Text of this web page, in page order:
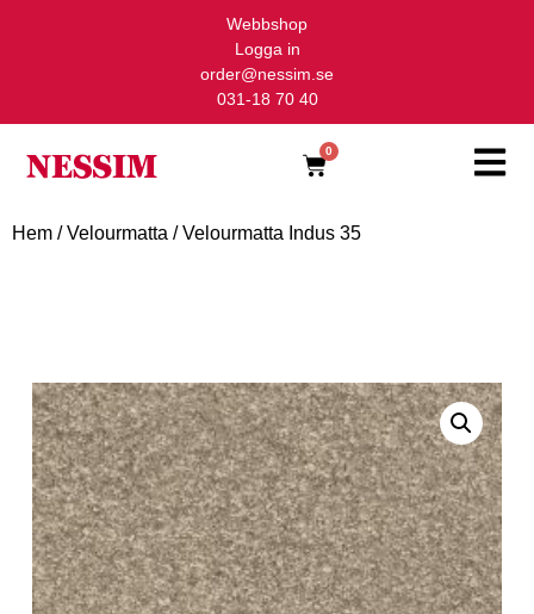
Webbshop
Logga in
order@nessim.se
031-18 70 40
0
Hem /Velourmatta / Velourmatta Indus 35